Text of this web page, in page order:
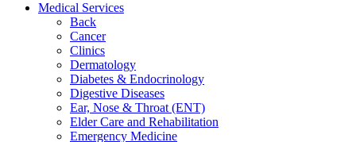
Medical Services
Back
Cancer
Clinics
Dermatology
Diabetes & Endocrinology
Digestive Diseases
Ear, Nose & Throat (ENT)
Elder Care and Rehabilitation
Emergency Medicine